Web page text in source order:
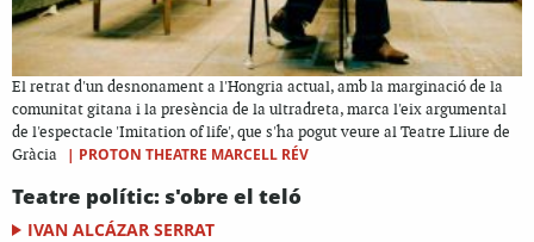
El retrat d'un desnonament a l'Hongria actual, amb la marginació de la
comunitat gitana i la presència de la ultradreta, marca l'eix argumental
de l'espectacle 'Imitation of life', que s'ha pogut veure al Teatre Lliure de
Gràcia
| PROTON THEATRE MARCELL RÉV
Teatre polític: s'obre el teló
IVAN ALCÁZAR SERRAT